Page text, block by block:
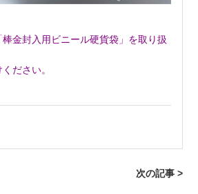
金封入用ビニール硬貨袋」を取り扱
ださい。
次の記事 >